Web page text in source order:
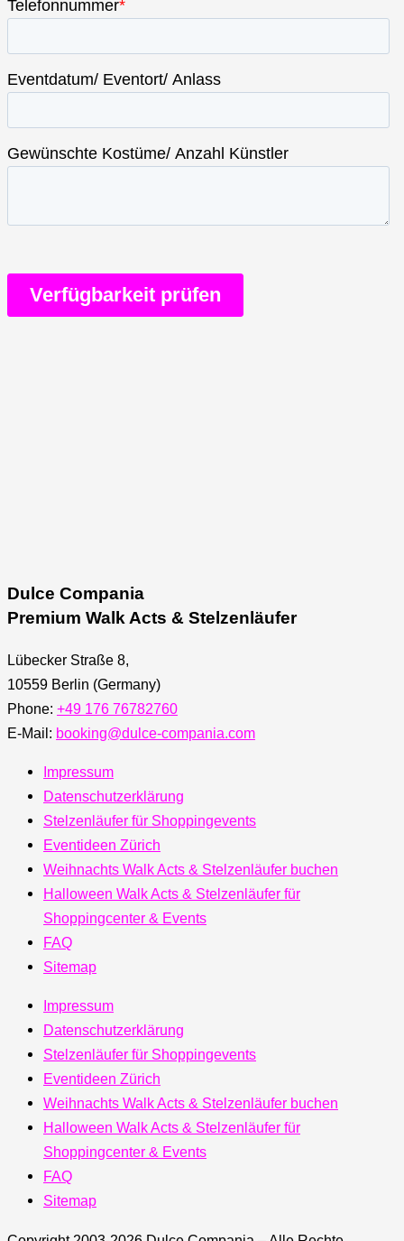
Dulce Compania
Premium Walk Acts & Stelzenläufer
Lübecker Straße 8,
10559 Berlin (Germany)
Phone: +49 176 76782760
E-Mail: booking@dulce-compania.com
Impressum
Datenschutzerklärung
Stelzenläufer für Shoppingevents
Eventideen Zürich
Weihnachts Walk Acts & Stelzenläufer buchen
Halloween Walk Acts & Stelzenläufer für
Shoppingcenter & Events
FAQ
Sitemap
Impressum
Datenschutzerklärung
Stelzenläufer für Shoppingevents
Eventideen Zürich
Weihnachts Walk Acts & Stelzenläufer buchen
Halloween Walk Acts & Stelzenläufer für
Shoppingcenter & Events
FAQ
Sitemap